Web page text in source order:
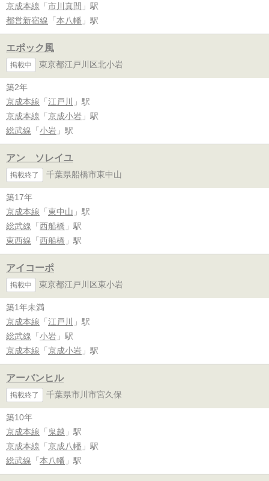
京成本線 「 市川真間 」駅
都営新宿線 「 本八幡 」駅
エポック風
掲載中 東京都江戸川区北小岩
築2年
京成本線 「 江戸川
」駅
京成本線 「 京成小岩 」駅
総武線 「 小岩 」駅
アン ソレイユ
掲載終了 千葉県船橋市東中山
築17年
京成本線 「 東中山 」駅
総武線 「 西船橋 」駅
東西線 「 西船橋 」駅
アイコーポ
掲載中 東京都江戸川区東小岩
築1年未満
京成本線 「 江戸川
」駅
総武線 「 小岩 」駅
京成本線 「 京成小岩 」駅
アーバンヒル
掲載終了 千葉県市川市宮久保
築10年
京成本線 「 鬼越 」駅
京成本線 「 京成八幡 」駅
総武線 「 本八幡 」駅